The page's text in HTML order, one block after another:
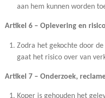
aan hem kunnen worden
Artikel 6 – Oplevering en
Zodra het gekochte door
gaat het risico over van
Artikel 7 – Onderzoek,
Koper is gehouden het